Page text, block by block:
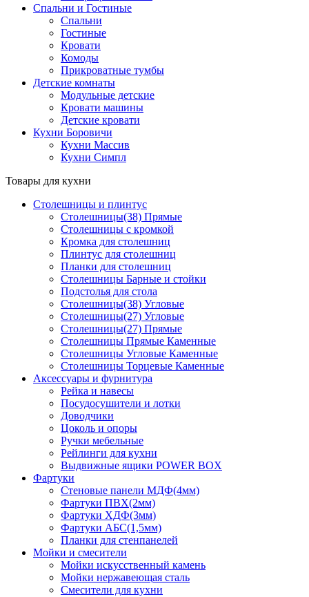
Спальни и Гостиные
Спальни
Гостиные
Кровати
Комоды
Прикроватные тумбы
Детские комнаты
Модульные детские
Кровати машины
Детские кровати
Кухни Боровичи
Кухни Массив
Кухни Симпл
Товары для кухни
Столешницы и плинтус
Столешницы(38) Прямые
Столешницы с кромкой
Кромка для столешниц
Плинтус для столешниц
Планки для столешниц
Столешницы Барные и стойки
Подстолья для стола
Столешницы(38) Угловые
Столешницы(27) Угловые
Столешницы(27) Прямые
Столешницы Прямые Каменные
Столешницы Угловые Каменные
Столешницы Торцевые Каменные
Аксессуары и фурнитура
Рейка и навесы
Посудосушители и лотки
Доводчики
Цоколь и опоры
Ручки мебельные
Рейлинги для кухни
Выдвижные ящики POWER BOX
Фартуки
Стеновые панели МДФ(4мм)
Фартуки ПВХ(2мм)
Фартуки ХДФ(3мм)
Фартуки АБС(1,5мм)
Планки для стенпанелей
Мойки и смесители
Мойки искусственный камень
Мойки нержавеющая сталь
Смесители для кухни